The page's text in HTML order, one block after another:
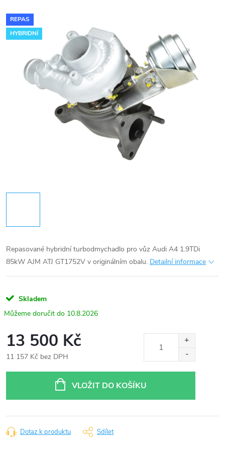
REPAS
HYBRIDNÍ
Repasované hybridní turbodmychadlo pro vůz Audi A4 1.9TDi
85kW AJM ATJ GT1752V v originálním obalu. Detailní informace
Skladem
10.8.2026
13 500 Kč
11 157 Kč bez DPH
VLOŽIT DO KOŠÍKU
Dotaz k produktu Sdílet